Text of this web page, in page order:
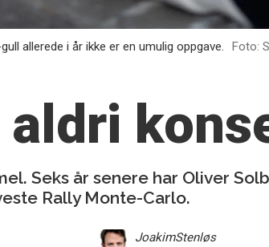
allerede i år ikke er en umulig oppgave. Foto:
Seks år senere har Oliver
Rally Monte-Carlo.
JoakimStenløs